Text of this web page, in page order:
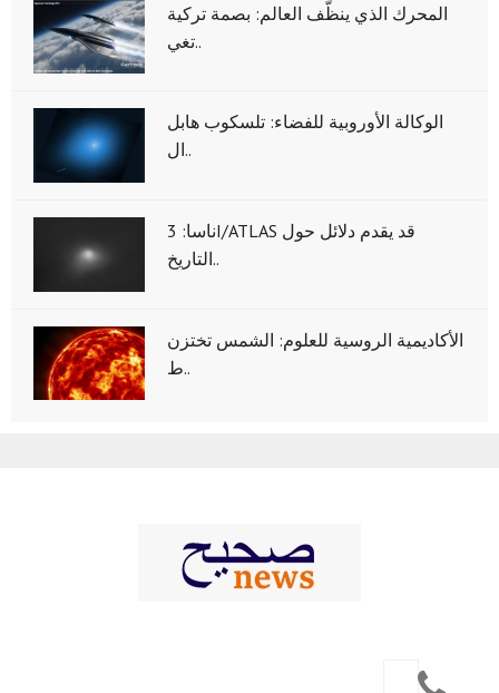
المحرك الذي ينظّف العالم: بصمة تركية
تغي..
الوكالة الأوروبية للفضاء: تلسكوب هابل
ال..
ناسا: 3I/ATLAS قد يقدم دلائل حول
التاريخ..
الأكاديمية الروسية للعلوم: الشمس تختزن
ط..